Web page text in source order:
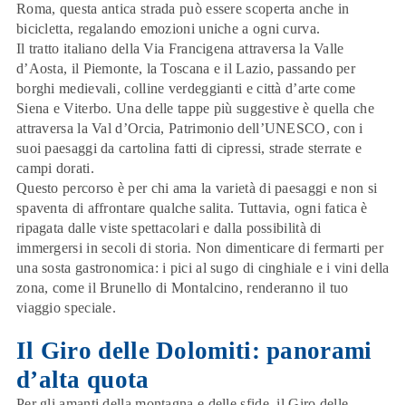
Roma, questa antica strada può essere scoperta anche in
bicicletta, regalando emozioni uniche a ogni curva.
Il tratto italiano della Via Francigena attraversa laValle
d’Aosta, il Piemonte, la Toscana e il Lazio, passando per
borghi medievali, colline verdeggianti e città d’arte come
Siena e Viterbo. Una delle tappe più suggestive è quella che
attraversa la Val d’Orcia, Patrimonio dell’UNESCO, con i
suoi paesaggi da cartolina fatti di cipressi, strade sterrate e
campi dorati.
Questo percorso è per chi ama la varietà di paesaggi e non si
spaventa di affrontare qualche salita. Tuttavia, ogni fatica è
ripagata dalle viste spettacolari e dalla possibilità di
immergersi in secoli di storia. Non dimenticare di fermarti per
una sosta gastronomica: i pici al sugo di cinghiale e i vini della
zona, come il Brunello di Montalcino, renderanno il tuo
viaggio speciale.
Il Giro delle Dolomiti: panorami
d’alta quota